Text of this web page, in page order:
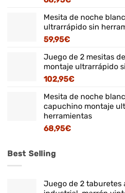
Mesita de noche
ultrarrápido sin
59,95€
Juego de 2 mesitas
montaje ultrarrápido
102,95€
Mesita de noche
capuchino montaje
herramientas
68,95€
Best Selling
Juego de 2 taburetes